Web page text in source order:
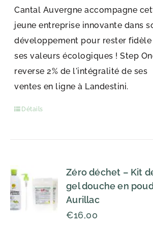
Cantal Auvergne accompagne
jeune entreprise innovante dans
développement pour rester fidèle
ses valeurs écologiques ! Step
reverse 2% de l'intégralité de ses
ventes en ligne à Landestini.
Détails
Zéro déchet – Kit
gel douche en
Aurillac
€16,00